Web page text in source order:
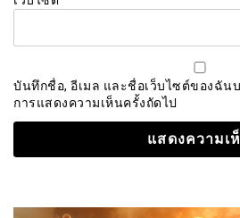
บันทึกชื่อ, อีเมล และชื่อเว็บไซต์ของฉัน
การแสดงความเห็นครั้งถัดไป